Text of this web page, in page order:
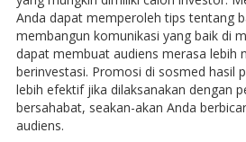
Anda dapat memperoleh tips tentang
membangun komunikasi yang baik di
dapat membuat audiens merasa lebih
berinvestasi. Promosi di sosmed hasil
lebih efektif jika dilaksanakan dengan
bersahabat, seakan-akan Anda
audiens.